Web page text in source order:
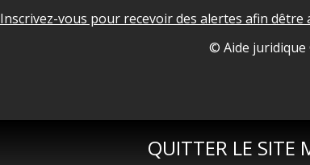
QUITTER LE SITE
Inscrivez-vous pour recevoir des alertes afin
© Aide juridique